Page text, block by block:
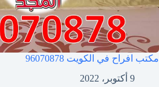
مكتب افراح في الكويت 96070878
9 أكتوبر، 2022